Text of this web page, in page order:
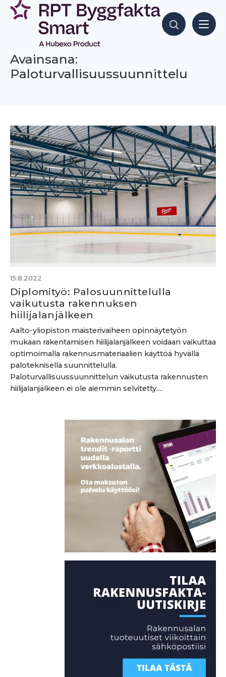
Siirry
sisältöön
Hae sisältöjä
Avainsana:
Paloturvallisuussuunnittelu
15.8.2022
Diplomityö: Palosuunnittelulla
vaikutusta rakennuksen
hiilijalanjälkeen
Aalto-yliopiston maisterivaiheen opinnäytetyön
mukaan rakentamisen hiilijalanjälkeen voidaan vaikuttaa
optimoimalla rakennusmateriaalien käyttöä hyvällä
paloteknisellä suunnittelulla.
Paloturvallisuussuunnittelun vaikutusta rakennusten
hiilijalanjälkeen ei ole aiemmin selvitetty....